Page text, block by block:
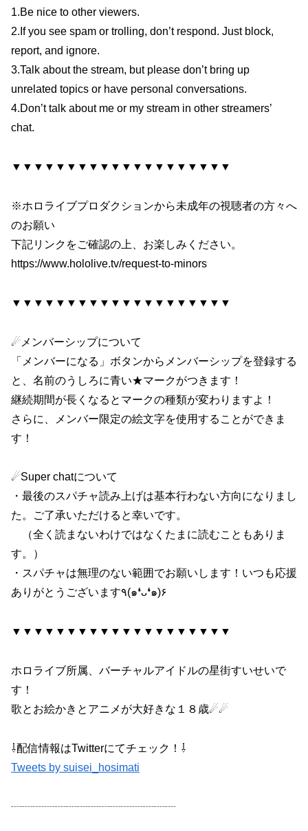
1.Be nice to other viewers.
2.If you see spam or trolling, don’t respond. Just block,
report, and ignore.
3.Talk about the stream, but please don’t bring up
unrelated topics or have personal conversations.
4.Don’t talk about me or my stream in other streamers’
chat.
▼▼▼▼▼▼▼▼▼▼▼▼▼▼▼▼▼▼▼▼
※ホロライブプロダクションから未成年の視聴者の方々へ
のお願い
下記リンクをご確認の上、お楽しみください。
https://www.hololive.tv/request-to-minors
▼▼▼▼▼▼▼▼▼▼▼▼▼▼▼▼▼▼▼▼
☄メンバーシップについて
「メンバーになる」ボタンからメンバーシップを登録する
と、名前のうしろに青い★マークがつきます！
継続期間が長くなるとマークの種類が変わりますよ！
さらに、メンバー限定の絵文字を使用することができま
す！
☄Super chatについて
・最後のスパチャ読み上げは基本行わない方向になりまし
た。ご了承いただけると幸いです。
（全く読まないわけではなくたまに読むこともありま
す。）
・スパチャは無理のない範囲でお願いします！いつも応援
ありがとうございます٩(๑❛ᴗ❛๑)۶
▼▼▼▼▼▼▼▼▼▼▼▼▼▼▼▼▼▼▼▼
ホロライブ所属、バーチャルアイドルの星街すいせいで
す！
歌とお絵かきとアニメが大好きな１８歳☄☄
⇩配信情報はTwitterにてチェック！⇩
Tweets by suisei_hosimati
┈┈┈┈┈┈┈┈┈┈┈┈┈┈┈